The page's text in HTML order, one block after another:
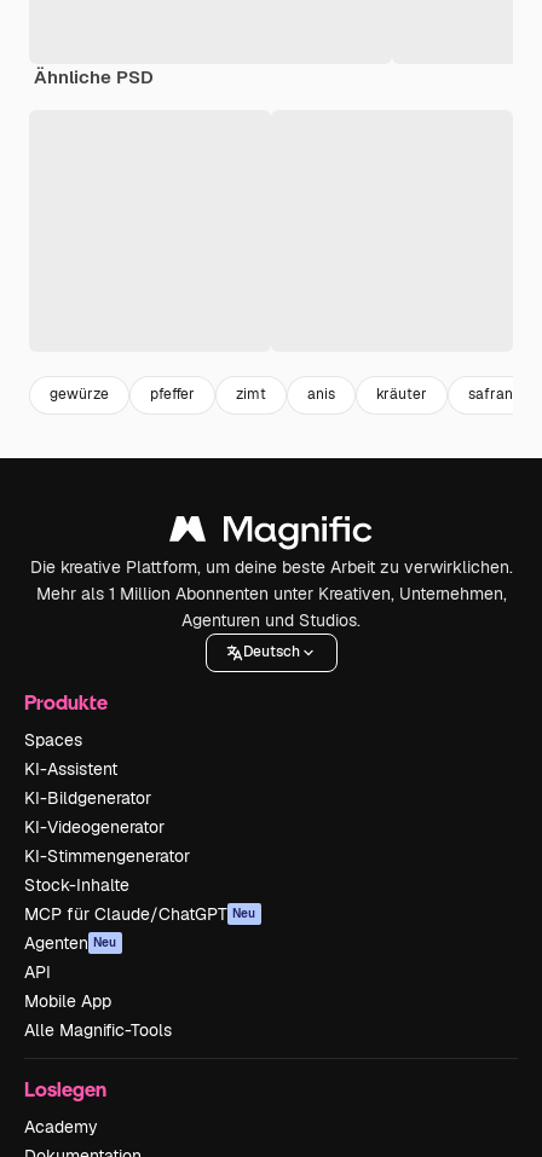
Ähnliche PSD
gewürze pfeffer zimt anis kräuter safran
Die kreative Plattform, um deine beste Arbeit zu verwirklichen.
Mehr als 1 Million Abonnenten unter Kreativen, Unternehmen,
Agenturen und Studios.
Deutsch
Produkte
Spaces
KI-Assistent
KI-Bildgenerator
KI-Videogenerator
KI-Stimmengenerator
Stock-Inhalte
MCP für Claude/ChatGPT Neu
Agenten Neu
API
Mobile App
Alle Magnific-Tools
Loslegen
Academy